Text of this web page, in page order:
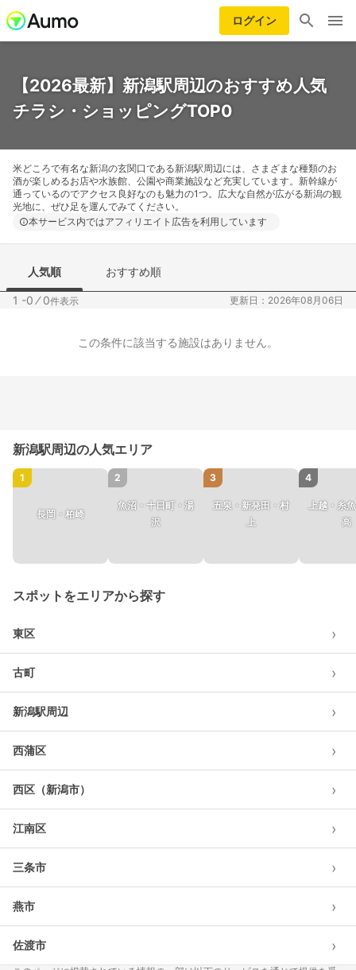
ログイン
【2026最新】新潟駅周辺のおすすめ人気
チラシ・ショッピングTOP0
米どころで有名な新潟の玄関口である新潟駅周辺には、さまざまな種類のお
酒が楽しめるお店や水族館、公園や商業施設など充実しています。新幹線が
通っているのでアクセス良好なのも魅力の1つ。広大な自然が広がる新潟の観
光地に、ぜひ足を運んでみてください。
本サービス内ではアフィリエイト広告を利用しています
人気順 おすすめ順
1 -0 ⁄0件表示 更新日：2026年08月06日
この条件に該当する施設はありません。
新潟駅周辺の人気エリア
1
長岡・柏崎
2
魚沼・十日町・湯
沢
3
五泉・新発田・村
上
4
上越・糸
高
スポットをエリアから探す
東区 ›
古町 ›
新潟駅周辺 ›
西蒲区 ›
西区（新潟市） ›
江南区 ›
三条市 ›
燕市 ›
佐渡市 ›